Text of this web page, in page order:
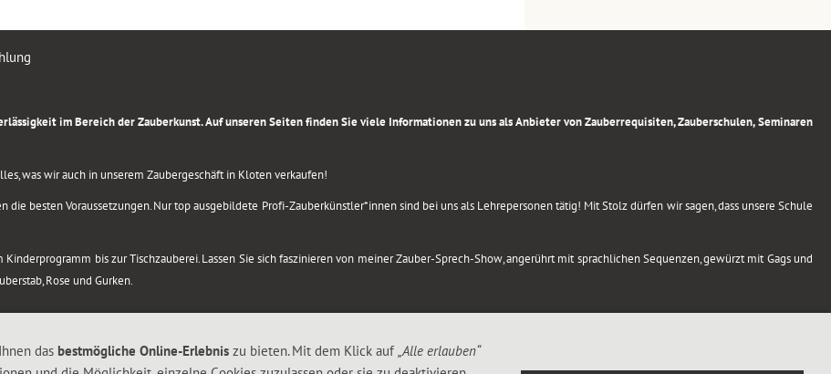
im Bereich der Zauberkunst. Auf unseren Seiten finden Sie viele Informationen zu uns als Anbieter von Zauberrequisiten, Zauberschulen, Seminaren
was wir auch in unserem Zaubergeschäft in Kloten verkaufen!
besten Voraussetzungen. Nur top ausgebildete Profi-Zauberkünstler*innen sind bei uns als Lehrepersonen tätig! Mit Stolz dürfen wir sagen, dass unsere Schule
Kinderprogramm bis zur Tischzauberei. Lassen Sie sich faszinieren von meiner Zauber-Sprech-Show, angerührt mit sprachlichen Sequenzen, gewürzt mit Gags und
Rose und Gurken.
das bestmögliche Online-Erlebnis zu bieten. Mit dem Klick auf „Alle erlauben“